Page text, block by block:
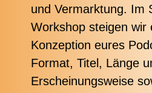
und Vermarktung. Im
Workshop steigen wir
Konzeption eures
Format, Titel, Länge
Erscheinungsweise